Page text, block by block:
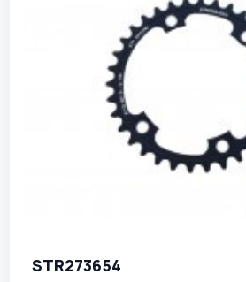
STR273654